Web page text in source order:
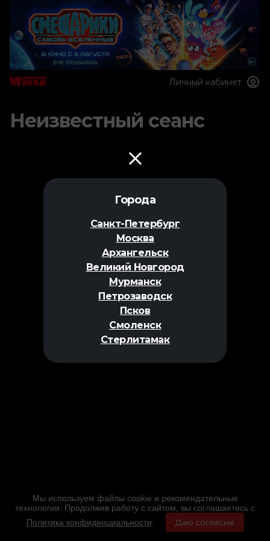
Города
Санкт-Петербург
Москва
Архангельск
Великий Новгород
Мурманск
Петрозаводск
Псков
Смоленск
Стерлитамак
Личный кабинет
Неизвестный сеанс
Мы используем файлы cookie и рекомендательные
технологии. Продолжив работу с сайтом, вы соглашаетесь с
Политика конфиденциальности
Даю согласие